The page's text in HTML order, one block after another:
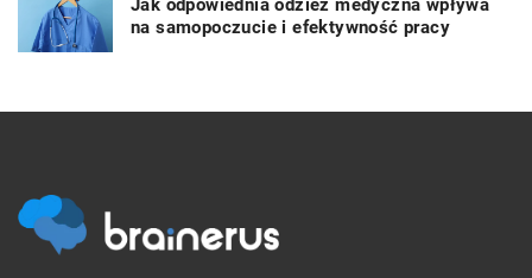
Jak odpowiednia odzież medyczna wpływa
na samopoczucie i efektywność pracy